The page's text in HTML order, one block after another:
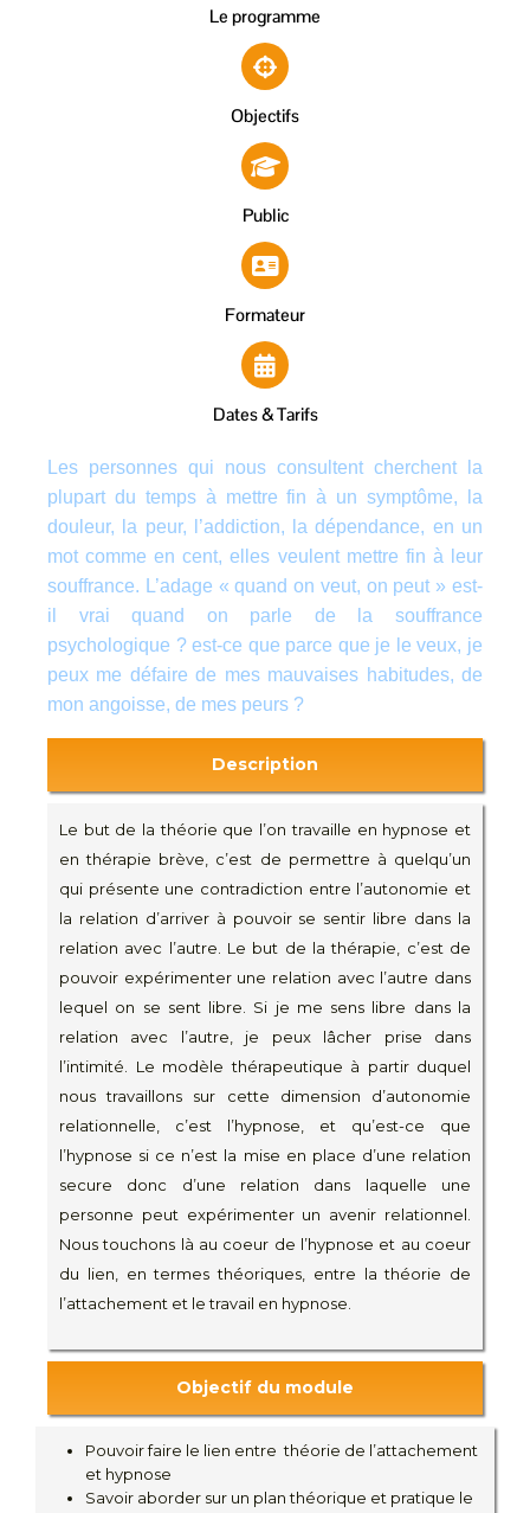
Le programme
Objectifs
Public
Formateur
Dates & Tarifs
Les personnes qui nous consultent cherchent la
plupart du temps à mettre fin à un symptôme, la
douleur, la peur, l’addiction, la dépendance, en un
mot comme en cent, elles veulent mettre fin à leur
souffrance. L’adage « quand on veut, on peut » est-
il vrai quand on parle de la souffrance
psychologique ? est-ce que parce que je le veux, je
peux me défaire de mes mauvaises habitudes, de
mon angoisse, de mes peurs ?
Description
Le but de la théorie que l’on travaille en hypnose et
en thérapie brève, c’est de permettre à quelqu’un
qui présente une contradiction entre l’autonomie et
la relation d’arriver à pouvoir se sentir libre dans la
relation avec l’autre. Le but de la thérapie, c’est de
pouvoir expérimenter une relation avec l’autre dans
lequel on se sent libre. Si je me sens libre dans la
relation avec l’autre, je peux lâcher prise dans
l’intimité. Le modèle thérapeutique à partir duquel
nous travaillons sur cette dimension d’autonomie
relationnelle, c’est l’hypnose, et qu’est-ce que
l’hypnose si ce n’est la mise en place d’une relation
secure donc d’une relation dans laquelle une
personne peut expérimenter un avenir relationnel.
Nous touchons là au coeur de l’hypnose et au coeur
du lien, en termes théoriques, entre la théorie de
l’attachement et le travail en hypnose.
Objectif du module
Pouvoir faire le lien entre théorie de l’attachement
et hypnose
Savoir aborder sur un plan théorique et pratique le